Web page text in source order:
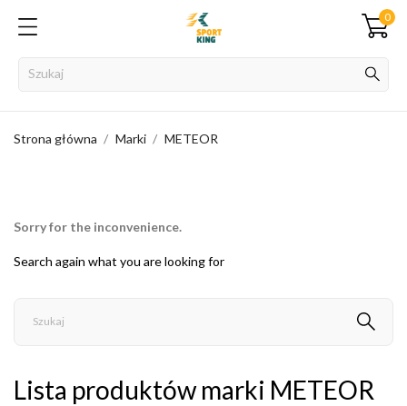
0
Strona główna Marki METEOR
Sorry for the inconvenience.
Search again what you are looking for
Lista produktów marki METEOR